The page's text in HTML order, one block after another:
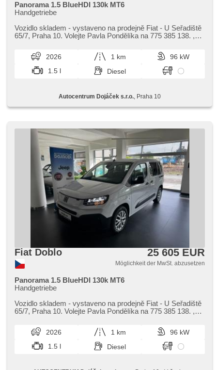
Panorama 1.5 BlueHDI 130k MT6
Handgetriebe
Vozidlo skladem ​- vystaveno na prodejně Fiat ​- U Seřadiště
65/7,​ Praha 10. Volejte Pavla Pondělíka na 775 385 138. ,​
2026 1 km
96 kW
1.5 l
Diesel
Autocentrum Dojáček s.r.o. , Praha 10
Fiat Doblo 25 605 EUR
Möglichkeit der MwSt. abzusetzen
Panorama 1.5 BlueHDI 130k MT6
Handgetriebe
Vozidlo skladem ​- vystaveno na prodejně Fiat ​- U Seřadiště
65/7,​ Praha 10. Volejte Pavla Pondělíka na 775 385 138. ,​
2026 1 km
96 kW
1.5 l
Diesel